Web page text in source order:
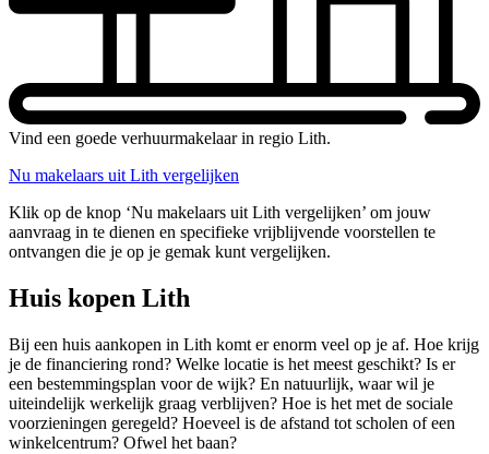
Vind een goede verhuurmakelaar in regio Lith.
Nu makelaars uit Lith vergelijken
Klik op de knop ‘Nu makelaars uit Lith vergelijken’ om jouw
aanvraag in te dienen en specifieke vrijblijvende voorstellen te
ontvangen die je op je gemak kunt vergelijken.
Huis kopen Lith
Bij een huis aankopen in Lith komt er enorm veel op je af. Hoe krijg
je de financiering rond? Welke locatie is het meest geschikt? Is er
een bestemmingsplan voor de wijk? En natuurlijk, waar wil je
uiteindelijk werkelijk graag verblijven? Hoe is het met de sociale
voorzieningen geregeld? Hoeveel is de afstand tot scholen of een
winkelcentrum? Ofwel het baan?